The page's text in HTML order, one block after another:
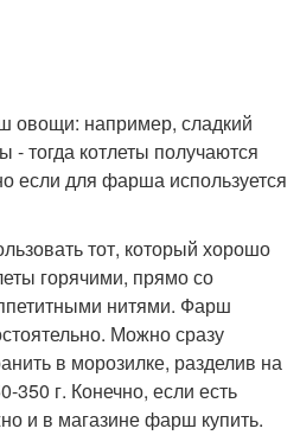
овощи: например, сладкий
- тогда котлеты получаются
если для фарша используется
тот, который хорошо
горячими, прямо со
нитями. Фарш
Можно сразу
в морозилке, разделив на
350 г. Конечно, если есть
и в магазине фарш купить.